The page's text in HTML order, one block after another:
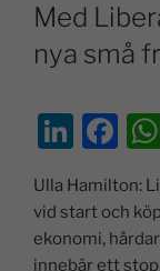
Med
nya små
Li
k
e
F
c
e
Ulla Hamilton:
vid start och
ekonomi,
innebär ett